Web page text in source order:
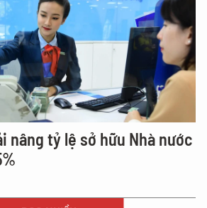
nâng tỷ lệ sở hữu Nhà nước